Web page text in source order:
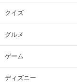
クイズ
グルメ
ゲーム
ディズニー